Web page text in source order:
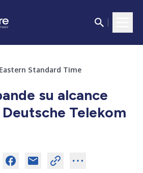
Standard Time
su alcance
Telekom